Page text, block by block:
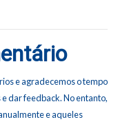
e agradecemos o tempo
dar feedback. No entanto,
e aqueles